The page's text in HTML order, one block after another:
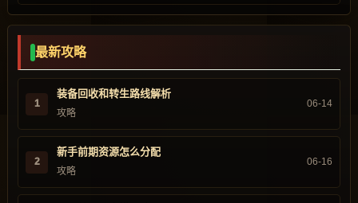
最新攻略
1
装备回收和转生路线解析
攻略
06-14
2
新手前期资源怎么分配
攻略
06-16